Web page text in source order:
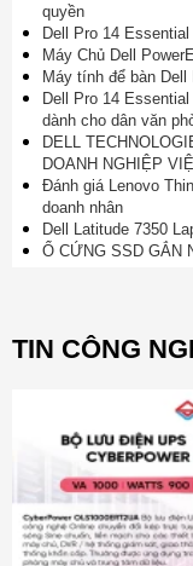
quyền
Dell Pro 14
Máy Chủ Dell
Máy tính để bàn
Dell Pro 14
dành cho dân văn
DELL
DOANH NGHIỆP
Đánh giá Lenovo
doanh nhân
Dell Latitude 7350
Ổ CỨNG SSD GẮN
TIN CÔNG